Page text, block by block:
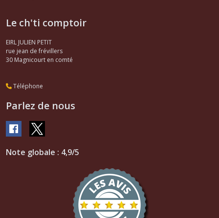
Le ch'ti comptoir
EIRL JULIEN PETIT
rue jean de frévillers
30 Magnicourt en comté
Téléphone
Parlez de nous
Note globale : 4,9/5